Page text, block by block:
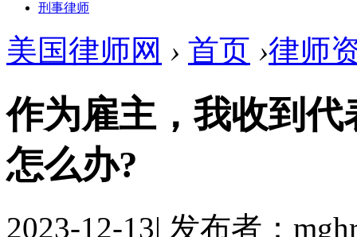
刑事律师
美国律师网 › 首页 ›律师
作为雇主，我收到
怎么办?
2023-12-13| 发布者：